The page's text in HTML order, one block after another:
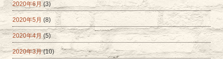
2020年6月(3)
2020年5月 (8)
2020年4月 (5)
2020年3月(10)